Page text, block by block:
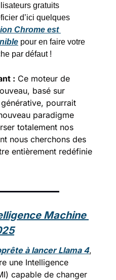
gratuits
d’ici quelques
Chrome est
pour en faire votre
par défaut !
: Ce moteur de
basé sur
pourrait
paradigme
totalement nos
nous cherchons des
entièrement redéfinie
Machine
à lancer Llama 4,
une Intelligence
capable de changer